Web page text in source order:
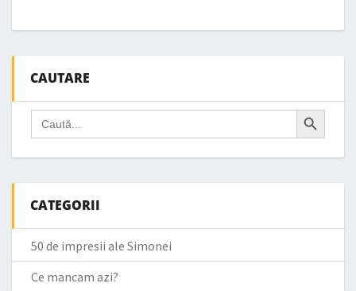
CAUTARE
Search
for:
Search Button
CATEGORII
50 de impresii ale Simonei
Ce mancam azi?